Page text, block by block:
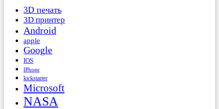
3D печать
3D принтер
Android
apple
Google
IOS
IPhone
kickstarter
Microsoft
NASA